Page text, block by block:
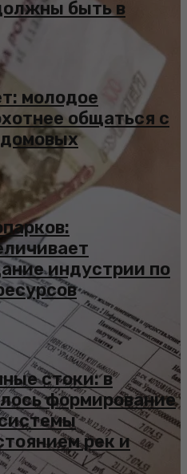
быть в
молодое
общаться с
домовых
индустрии по
стоки: в
формирование
рек и